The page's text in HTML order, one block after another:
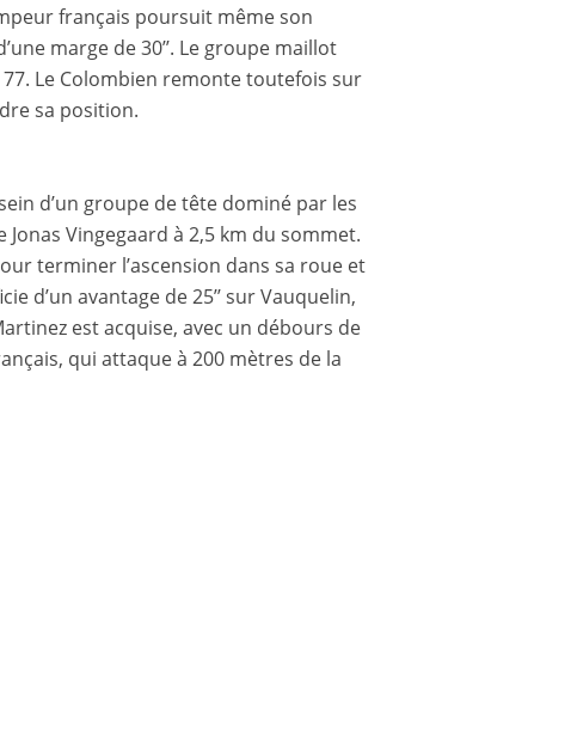
français poursuit même son
marge de 30’’. Le groupe maillot
Le Colombien remonte toutefois sur
sa position.
d’un groupe de tête dominé par les
Vingegaard à 2,5 km du sommet.
terminer l’ascension dans sa roue et
d’un avantage de 25’’ sur Vauquelin,
est acquise, avec un débours de
qui attaque à 200 mètres de la